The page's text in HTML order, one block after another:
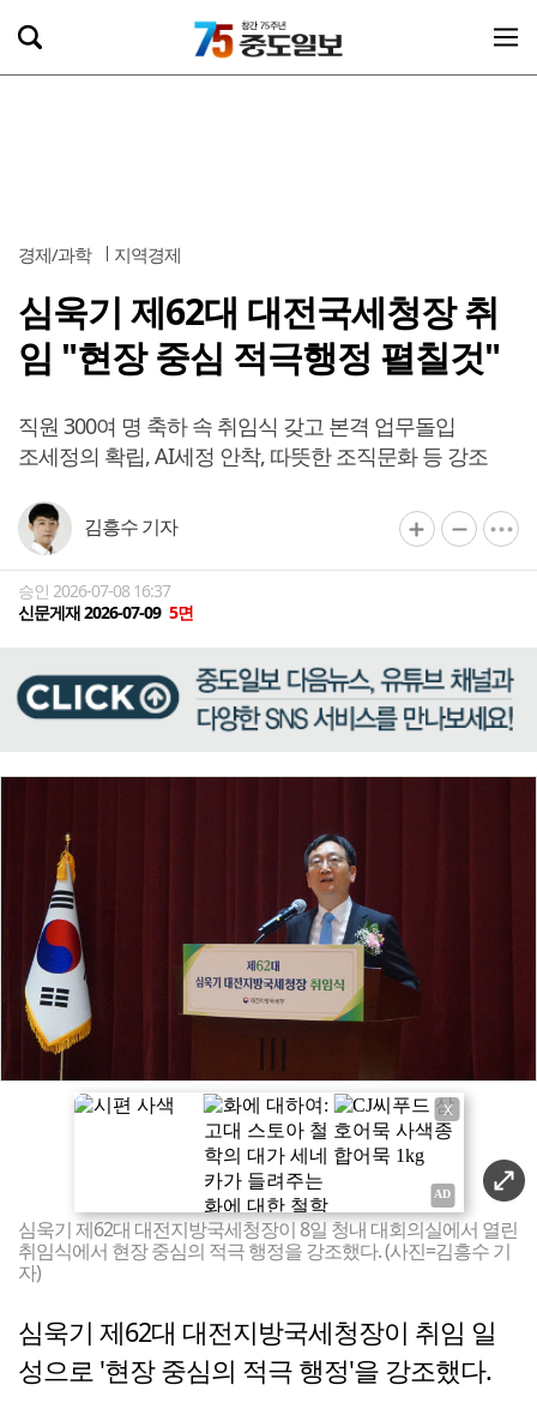
경제/과학 지역경제
심욱기 제62대 대전국세청장 취
임 "현장 중심 적극행정 펼칠것"
직원 300여 명 축하 속 취임식 갖고 본격 업무돌입
조세정의 확립, AI세정 안착, 따뜻한 조직문화 등 강조
김흥수 기자
승인 2026-07-08 16:37
신문게재 2026-07-09 5면
X
심욱기 제62대 대전지방국세청장이 8일 청내 대회의실에서 열린
취임식에서 현장 중심의 적극 행정을 강조했다. (사진=김흥수 기
자)
심욱기 제62대 대전지방국세청장이 취임 일
성으로 '현장 중심의 적극 행정'을 강조했다.